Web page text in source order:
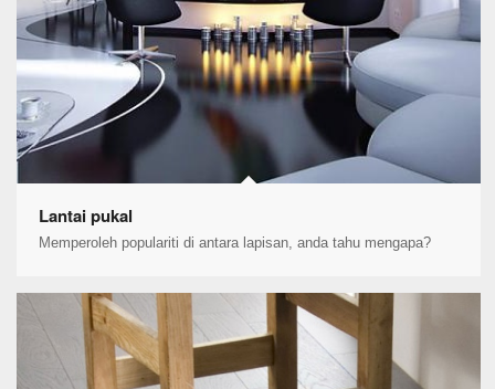
Lantai pukal
Memperoleh populariti di antara lapisan, anda tahu mengapa?